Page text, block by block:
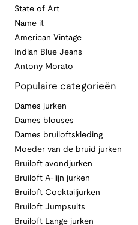
State of Art
Name it
American Vintage
Indian Blue Jeans
Antony Morato
Populaire categorieën
Dames jurken
Dames blouses
Dames bruiloftskleding
Moeder van de bruid jurken
Bruiloft avondjurken
Bruiloft A-lijn jurken
Bruiloft Cocktailjurken
Bruiloft Jumpsuits
Bruiloft Lange jurken